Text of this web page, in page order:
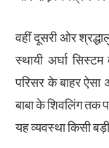
वहीं दूसरी ओर
स्थायी अर्घा
परिसर के बाहर ऐसा
बाबा के शिवलिंग
यह व्यवस्था किसी